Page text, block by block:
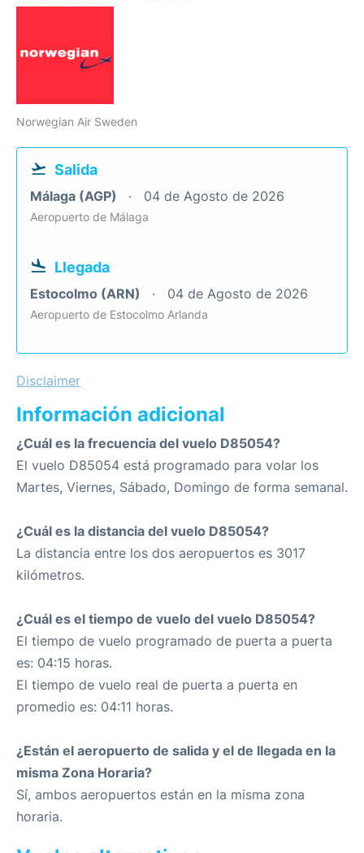
Norwegian Air Sweden
Salida
Málaga (AGP) 04 de Agosto de 2026
Aeropuerto de Málaga
Llegada
Estocolmo (ARN) 04 de Agosto de 2026
Aeropuerto de Estocolmo Arlanda
Disclaimer
Información adicional
¿Cuál es la frecuencia del vuelo D85054?
El vuelo D85054 está programado para volar los
Martes, Viernes, Sábado, Domingo de forma semanal.
¿Cuál es la distancia del vuelo D85054?
La distancia entre los dos aeropuertos es 3017
kilómetros.
¿Cuál es el tiempo de vuelo del vuelo D85054?
El tiempo de vuelo programado de puerta a puerta
es: 04:15 horas.
El tiempo de vuelo real de puerta a puerta en
promedio es: 04:11 horas.
¿Están el aeropuerto de salida y el de llegada en la
misma Zona Horaria?
Sí, ambos aeropuertos están en la misma zona
horaria.